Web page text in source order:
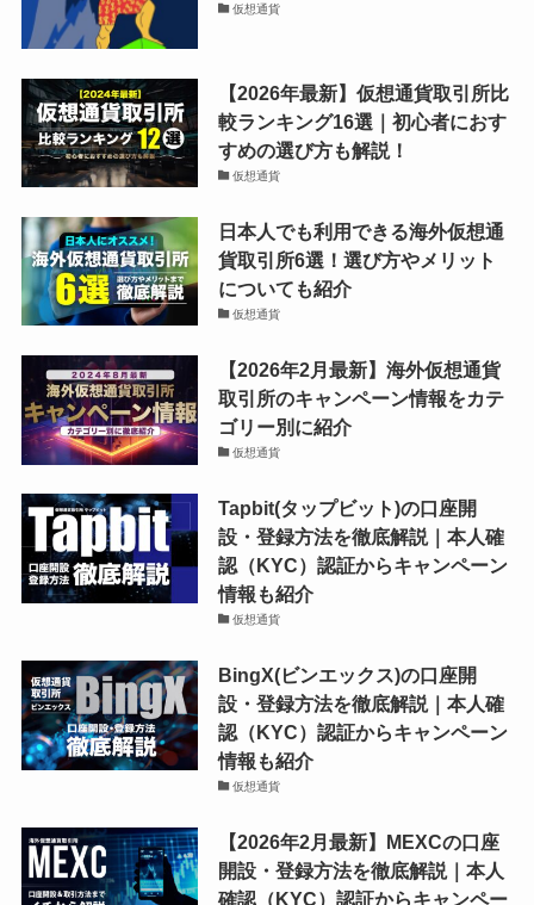
仮想通貨
【2026年最新】仮想通貨取引所比
較ランキング16選｜初心者におす
すめの選び方も解説！
仮想通貨
日本人でも利用できる海外仮想通
貨取引所6選！選び方やメリット
についても紹介
仮想通貨
【2026年2月最新】海外仮想通貨
取引所のキャンペーン情報をカテ
ゴリー別に紹介
仮想通貨
Tapbit(タップビット)の口座開
設・登録方法を徹底解説｜本人確
認（KYC）認証からキャンペーン
情報も紹介
仮想通貨
BingX(ビンエックス)の口座開
設・登録方法を徹底解説｜本人確
認（KYC）認証からキャンペーン
情報も紹介
仮想通貨
【2026年2月最新】MEXCの口座
開設・登録方法を徹底解説｜本人
確認（KYC）認証からキャンペー